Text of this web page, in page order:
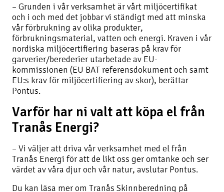
– Grunden i vår verksamhet är vårt miljöcertifikat
och i och med det jobbar vi ständigt med att minska
vår förbrukning av olika produkter,
förbrukningsmaterial, vatten och energi. Kraven i vår
nordiska miljöcertifiering baseras på krav för
garverier/berederier utarbetade av EU-
kommissionen (EU BAT referensdokument och samt
EU:s krav för miljöcertifiering av skor), berättar
Pontus.
Varför har ni valt att köpa el från
Tranås Energi?
– Vi väljer att driva vår verksamhet med el från
Tranås Energi för att de likt oss ger omtanke och ser
värdet av våra djur och vår natur, avslutar Pontus.
Du kan läsa mer om Tranås Skinnberedning på